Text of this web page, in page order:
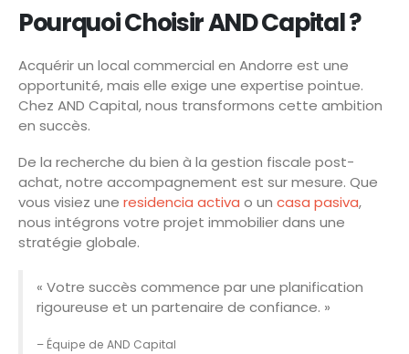
Pourquoi Choisir AND Capital ?
Acquérir un local commercial en Andorre est une
opportunité, mais elle exige une expertise pointue.
Chez AND Capital, nous transformons cette ambition
en succès.
De la recherche du bien à la gestion fiscale post-
achat, notre accompagnement est sur mesure. Que
vous visiez une residencia activa o un casa pasiva,
nous intégrons votre projet immobilier dans une
stratégie globale.
« Votre succès commence par une planification
rigoureuse et un partenaire de confiance. »
– Équipe de AND Capital